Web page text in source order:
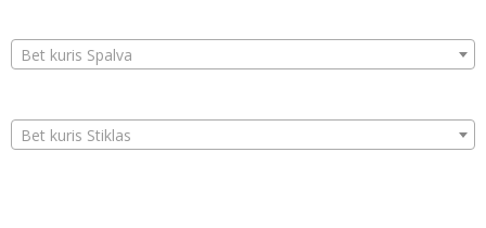
Bet kuris Spalva
Bet kuris Stiklas